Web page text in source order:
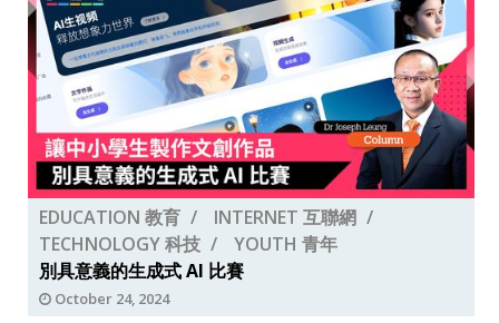
EDUCATION 教育
INTERNET 互聯網
TECHNOLOGY 科技
YOUTH 青年
別具意義的生成式 AI 比賽
October 24, 2024